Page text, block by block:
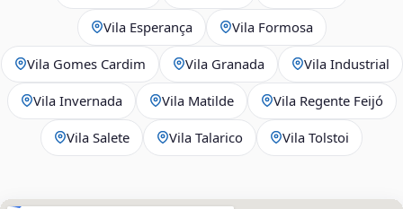
Vila Esperança Vila Formosa
Vila Gomes Cardim Vila Granada Vila Industrial
Vila Invernada Vila Matilde Vila Regente Feijó
Vila Salete Vila Talarico Vila Tolstoi